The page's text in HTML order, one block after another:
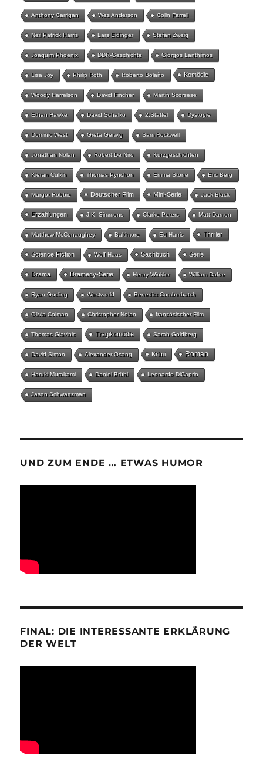
Anthony Carrigan Wes Anderson Colin Farrell
Neil Patrick Harris Lars Eidinger Stefan Zweig
Joaquim Phoenix DDR-Geschichte Giorgos Lanthimos
Lisa Joy Philip Roth Roberto Bolaño Komödie
Woody Harrelson David Fincher Martin Scorsese
Ethan Hawke David Schalko 2.Staffel Dystopie
Dominic West Greta Gerwig Sam Rockwell
Jonathan Nolan Robert De Niro Kurzgeschichten
Kieran Culkin Thomas Pynchon Emma Stone Eric Berg
Margot Robbie Deutscher Film Mini-Serie Jack Black
Erzählungen J.K. Simmons Clarke Peters Matt Damon
Matthew McConaughey Baltimore Ed Harris Thriller
Science Fiction Wolf Haas Sachbuch Serie
Drama Dramedy-Serie Henry Winkler William Dafoe
Ryan Gosling Westworld Benedict Cumberbatch
Olivia Colman Christopher Nolan französischer Film
Thomas Glavinic Tragikomödie Sarah Goldberg
David Simon Alexander Osang Krimi Roman
Haruki Murakami Daniel Brühl Leonardo DiCaprio
Jason Schwartzman
UND ZUM ENDE … ETWAS HUMOR
FINAL: DIE INTERESSANTE ERKLÄRUNG
DER WELT